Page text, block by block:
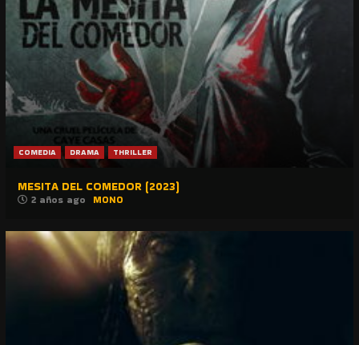
COMEDIA DRAMA THRILLER
MESITA DEL COMEDOR (2023)
2 años ago MONO